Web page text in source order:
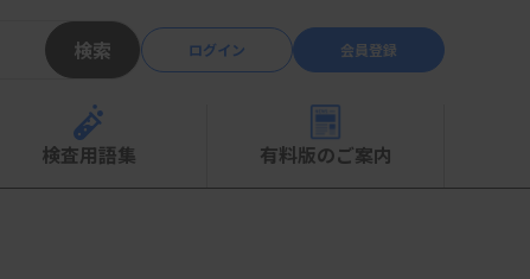
検索 ログイン 会員登録
検査用語集 有料版のご案内